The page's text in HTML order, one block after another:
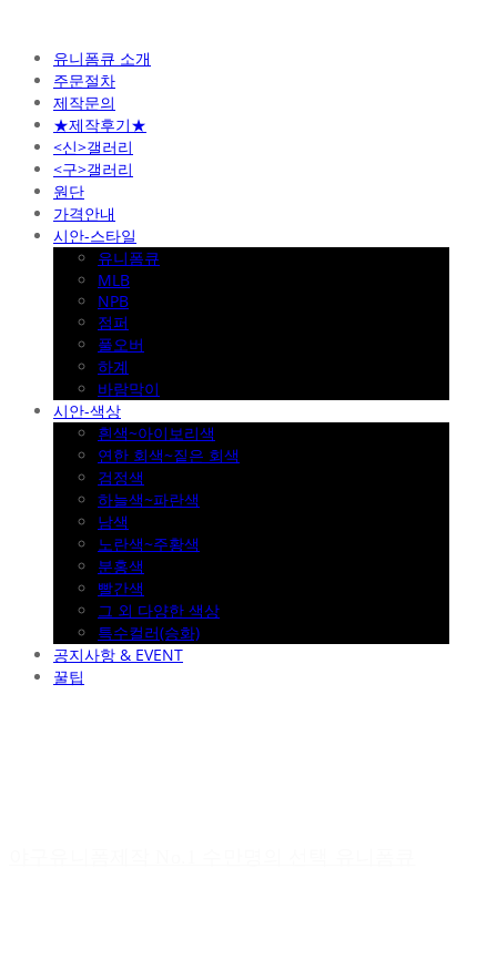
유니폼큐 소개
주문절차
제작문의
★제작후기★
<신>갤러리
<구>갤러리
원단
가격안내
시안-스타일
유니폼큐
MLB
NPB
점퍼
풀오버
하계
바람막이
시안-색상
흰색~아이보리색
연한 회색~짙은 회색
검정색
하늘색~파란색
남색
노란색~주황색
분홍색
빨간색
그 외 다양한 색상
특수컬러(승화)
공지사항 & EVENT
꿀팁